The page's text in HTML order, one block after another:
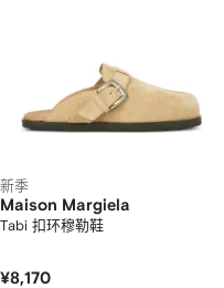
新季
Maison Margiela
Tabi 扣环穆勒鞋
¥8,170